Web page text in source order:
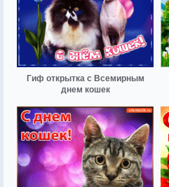
Гиф открытка с Всемирным
днем кошек